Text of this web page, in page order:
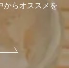
からオススメを